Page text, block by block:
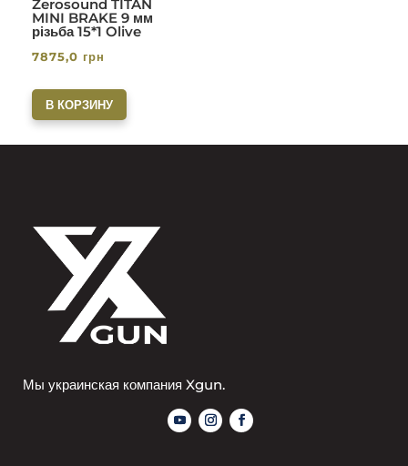
Zerosound TITAN
MINI BRAKE 9 мм
різьба 15*1 Olive
7875,0 грн
В КОРЗИНУ
Мы украинская компания Xgun.